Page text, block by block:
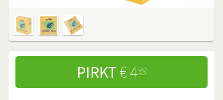
PIRKT € 439